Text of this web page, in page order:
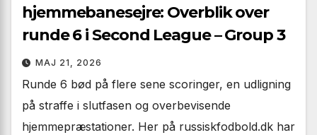
hjemmebanesejre: Overblik over
runde 6 i Second League – Group 3
MAJ 21, 2026
Runde 6 bød på flere sene scoringer, en udligning
på straffe i slutfasen og overbevisende
hjemmepræstationer. Her på russiskfodbold.dk har